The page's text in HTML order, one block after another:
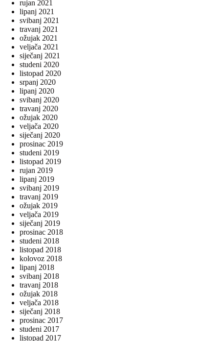
rujan 2021
lipanj 2021
svibanj 2021
travanj 2021
ožujak 2021
veljača 2021
siječanj 2021
studeni 2020
listopad 2020
srpanj 2020
lipanj 2020
svibanj 2020
travanj 2020
ožujak 2020
veljača 2020
siječanj 2020
prosinac 2019
studeni 2019
listopad 2019
rujan 2019
lipanj 2019
svibanj 2019
travanj 2019
ožujak 2019
veljača 2019
siječanj 2019
prosinac 2018
studeni 2018
listopad 2018
kolovoz 2018
lipanj 2018
svibanj 2018
travanj 2018
ožujak 2018
veljača 2018
siječanj 2018
prosinac 2017
studeni 2017
listopad 2017